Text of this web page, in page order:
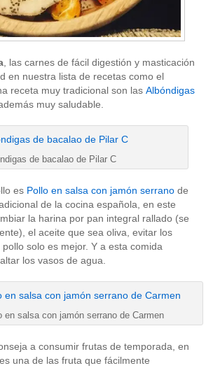
, las carnes de fácil digestión y masticación
en nuestra lista de recetas como el
receta muy tradicional son las Albóndigas
muy saludable.
de bacalao de Pilar C
es Pollo en salsa con jamón serrano de
de la cocina española, en este
la harina por pan integral rallado (se
el aceite que sea oliva, evitar los
solo es mejor. Y a esta comida
los vasos de agua.
en salsa con jamón serrano de Carmen
a consumir frutas de temporada, en
una de las fruta que fácilmente